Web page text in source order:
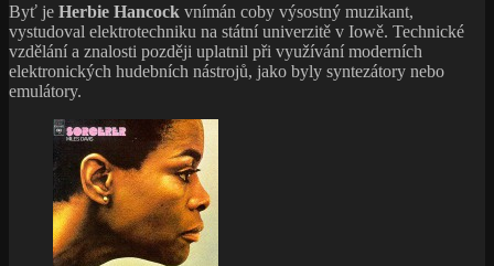
Byť je Herbie Hancock vnímán coby výsostný muzikant,
vystudoval elektrotechniku na státní univerzitě v Iowě. Technické
vzdělání a znalosti později uplatnil při využívání moderních
elektronických hudebních nástrojů, jako byly syntezátory nebo
emulátory.